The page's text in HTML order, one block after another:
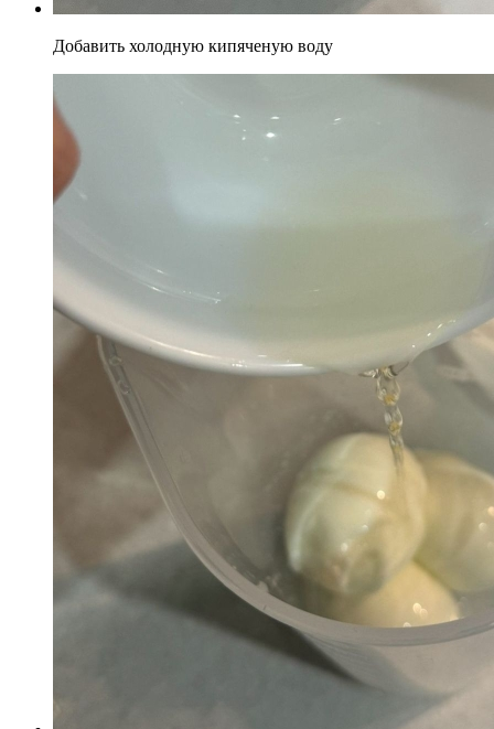
Добавить холодную кипяченую воду